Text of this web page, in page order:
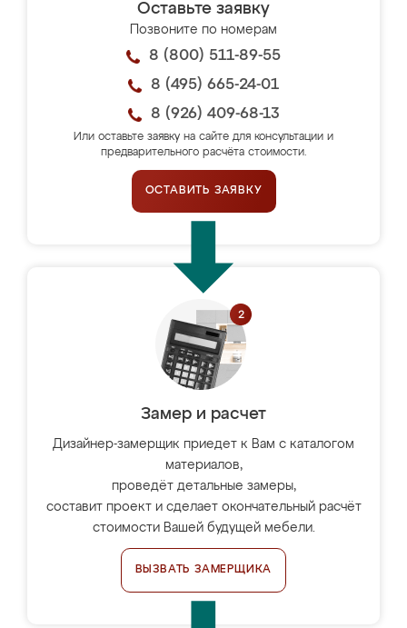
Оставьте заявку
Позвоните по номерам
8 (800) 511-89-55
8 (495) 665-24-01
8 (926) 409-68-13
Или оставьте заявку на сайте для консультации и
предварительного расчёта стоимости.
ОСТАВИТЬ ЗАЯВКУ
Замер и расчет
Дизайнер-замерщик приедет к Вам с каталогом
материалов,
проведёт детальные замеры,
составит проект и сделает окончательный расчёт
стоимости Вашей будущей мебели.
ВЫЗВАТЬ ЗАМЕРЩИКА